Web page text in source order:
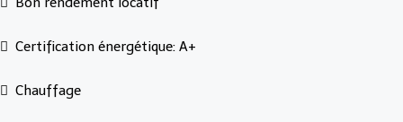
Certification énergétique: A+
Chauffage